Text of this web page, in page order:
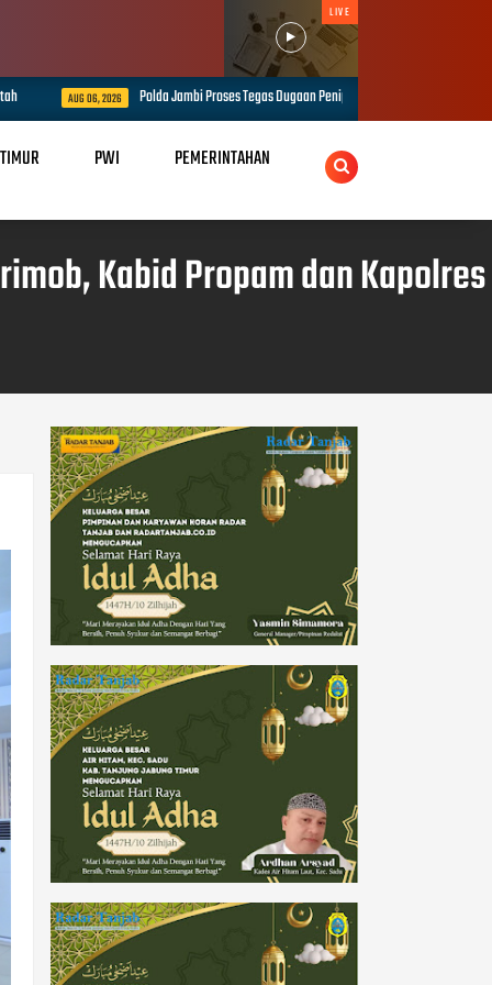
LIVE
AUG 06, 2026 Polda Jambi Proses Tegas Dugaan Penipuan Rekrutmen Bintara Polri, Dua
PWI PEMERINTAHAN
Kabid Propam dan Kapolres